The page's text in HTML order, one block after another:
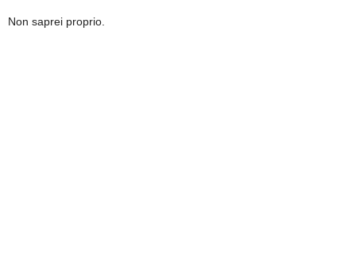
Non saprei proprio.